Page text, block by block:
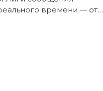
времени — от…